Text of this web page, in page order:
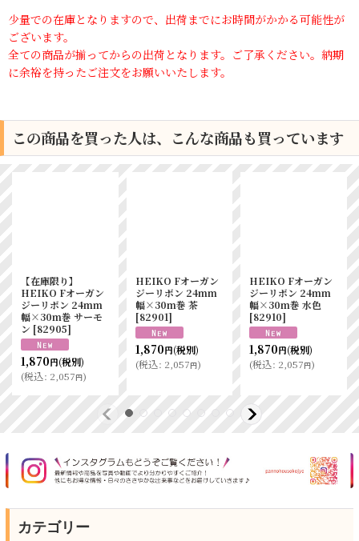
少量での在庫となりますので、出荷までにお時間がかかる可能性が
ございます。
全ての商品が揃ってからの出荷となります。ご了承ください。納期
に余裕を持ったご注文をお願いいたします。
この商品を買った人は、こんな商品も買っています
【在庫限り】
HEIKO Fオーガン
ジーリボン 24mm
幅×30m巻 サーモ
ン [82905]
1,870円(税別)
(税込: 2,057円)
HEIKO Fオーガン
ジーリボン 24mm
幅×30m巻 茶
[82901]
1,870円(税別)
(税込: 2,057円)
HEIKO Fオーガン
ジーリボン 24mm
幅×30m巻 水色
[82910]
1,870円(税別)
(税込: 2,057円)
カテゴリー